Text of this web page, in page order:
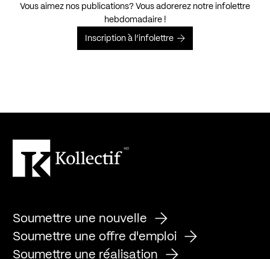
Vous aimez nos publications? Vous adorerez notre infolettre
hebdomadaire !
Inscription à l’infolettre
Soumettre une nouvelle
Soumettre une offre d'emploi
Soumettre une réalisation